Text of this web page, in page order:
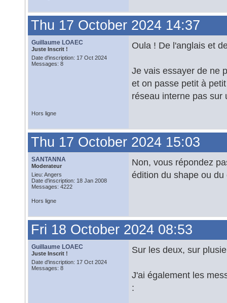
Thu 17 October 2024 14:37
Guillaume LOAEC
Juste Inscrit !
Date d'inscription: 17 Oct 2024
Messages: 8
Oula ! De l'anglais et
Je vais essayer de ne
et on passe petit à
réseau interne pas sur
Hors ligne
Thu 17 October 2024 15:03
SANTANNA
Moderateur
Lieu: Angers
Date d'inscription: 18 Jan 2008
Messages: 4222
Non, vous répondez
édition du shape ou
Hors ligne
Fri 18 October 2024 08:53
Guillaume LOAEC
Juste Inscrit !
Date d'inscription: 17 Oct 2024
Messages: 8
Sur les deux, sur
J'ai également les
: